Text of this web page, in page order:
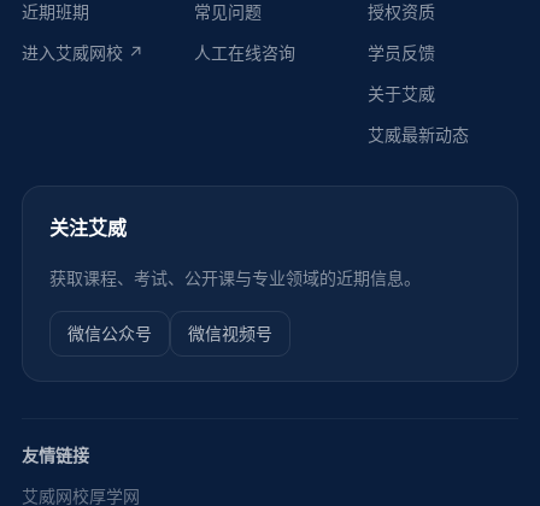
近期班期
进入艾威网校 ↗
常见问题
人工在线咨询
授权资质
学员反馈
关于艾威
艾威最新动态
关注艾威
获取课程、考试、公开课与专业领域的近期信息。
微信公众号 微信视频号
友情链接
艾威网校厚学网